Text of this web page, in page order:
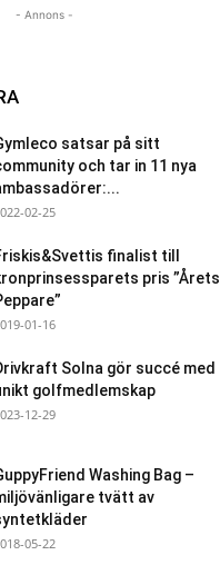
- Annons -
satsar på sitt
och tar in 11 nya
02-25
finalist till
pris ”Årets
01-16
Solna gör succé med
golfmedlemskap
12-29
Washing Bag –
tvätt av
05-22